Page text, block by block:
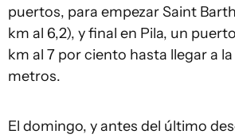
puertos, para empezar Saint
km al 6,2), y final en Pila, un
km al 7 por ciento hasta llegar a la
metros.
El domingo, y antes del último